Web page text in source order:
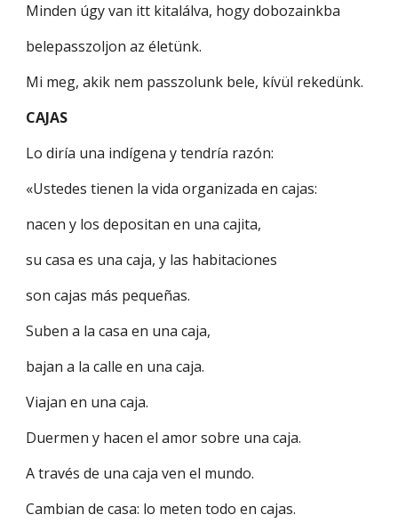
Minden úgy van itt kitalálva, hogy dobozainkba
belepasszoljon az életünk.
Mi meg, akik nem passzolunk bele, kívül rekedünk.
CAJAS
Lo diría una indígena y tendría razón:
«Ustedes tienen la vida organizada en cajas:
nacen y los depositan en una cajita,
su casa es una caja, y las habitaciones
son cajas más pequeñas.
Suben a la casa en una caja,
bajan a la calle en una caja.
Viajan en una caja.
Duermen y hacen el amor sobre una caja.
A través de una caja ven el mundo.
Cambian de casa: lo meten todo en cajas.